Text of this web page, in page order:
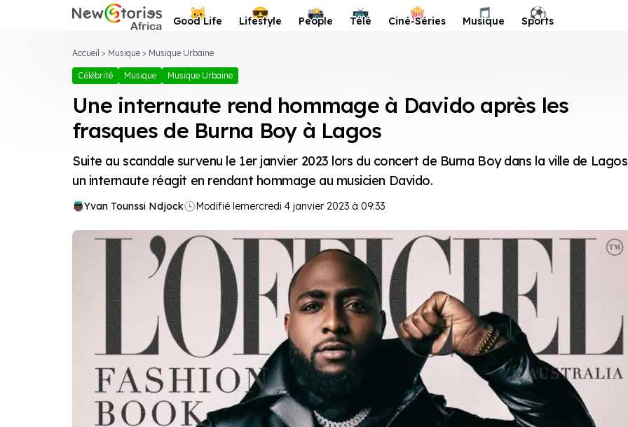
Newstories Africa 😺
Good Life 😎
Lifestyle 📸
People 📺
Télé 🍿
Ciné-Séries 🎵
Musique ⚽️
Sports
Accueil > Musique > Musique Urbaine
Célébrité Musique Musique Urbaine
Une internaute rend hommage à Davido après les
frasques de Burna Boy à Lagos
Suite au scandale survenu le 1er janvier 2023 lors du concert de Burna Boy dans la ville de
un internaute réagit en rendant hommage au musicien Davido.
Yvan Tounssi Ndjock🕓Modifié lemercredi 4 janvier 2023 à 09:33